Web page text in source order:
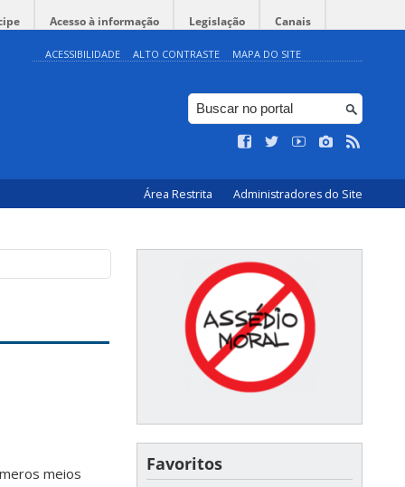
Acesso à informação Legislação Canais
ACESSIBILIDADE ALTO CONTRASTE MAPA DO SITE
Área Restrita Administradores do Site
meios Favoritos